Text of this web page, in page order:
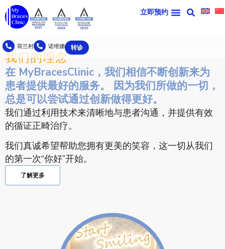
立即预约
荷兰村 诺维娜 转诊
我们的理念
在 MyBracesClinic，我们相信不断创新来为
患者提供最好的服务。 因为我们所做的一切，
总是可以尝试通过创新做得更好。
我们通过利用技术来清晰地与患者沟通，并提供有效
的循证正畸治疗。
我们真诚希望帮助您拥有更美的笑容，这一切从我们
的第一次“你好”开始。
了解更多